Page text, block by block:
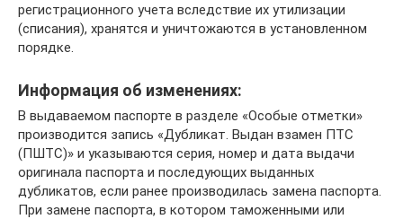
регистрационного учета вследствие их утилизации
(списания), хранятся и уничтожаются в установленном
порядке.
Информация об изменениях:
В выдаваемом паспорте в разделе «Особые отметки»
производится запись «Дубликат. Выдан взамен ПТС
(ПШТС)» и указываются серия, номер и дата выдачи
оригинала паспорта и последующих выданных
дубликатов, если ранее производилась замена паспорта.
При замене паспорта, в котором таможенными или